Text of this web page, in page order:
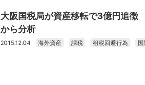
大阪国税局が資産移転で3億円追
から分析
2015.12.04 海外資産 課税 租税回避行為 国